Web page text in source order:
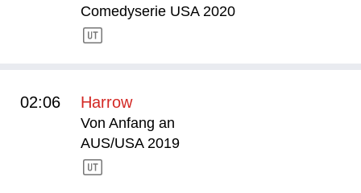
Comedyserie USA 2020
02:06 Harrow
Von Anfang an
AUS/USA 2019